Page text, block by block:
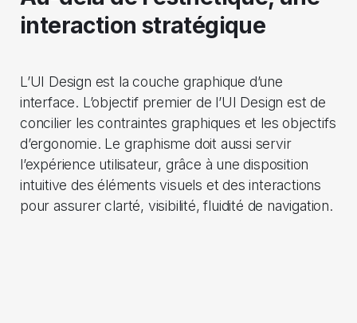
interaction stratégique
L’UI Design est la couche graphique d’une
interface. L’objectif premier de l’UI Design est de
concilier les contraintes graphiques et les objectifs
d’ergonomie. Le graphisme doit aussi servir
l’expérience utilisateur, grâce à une disposition
intuitive des éléments visuels et des interactions
pour assurer clarté, visibilité, fluidité de navigation.